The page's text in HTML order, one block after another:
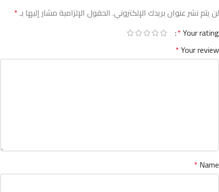
لن يتم نشر عنوان بريدك الإلكتروني. الحقول الإلزامية مشار إليها بـ*
Your rating
*
Your review
*
Name
*